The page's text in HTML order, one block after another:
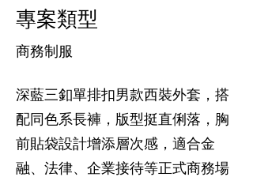
專案類型
商務制服
深藍三釦單排扣男款西裝外套，搭
配同色系長褲，版型挺直俐落，胸
前貼袋設計增添層次感，適合金
融、法律、企業接待等正式商務場